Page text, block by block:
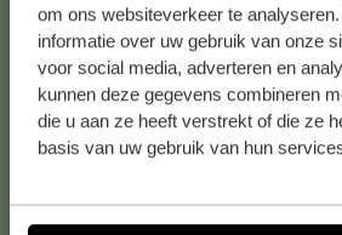
om ons websiteverkeer te
informatie over uw gebruik van onze
voor social media, adverteren en
kunnen deze gegevens combineren
die u aan ze heeft verstrekt of die ze
basis van uw gebruik van hun
Service clientèle
Pour toute question ou demande de
nos réponses auxquestions les plus